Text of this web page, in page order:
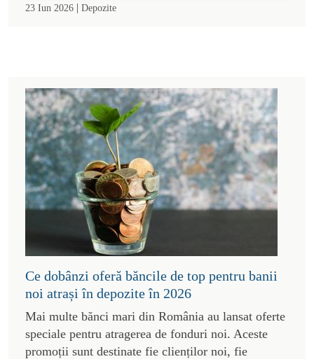
23 Iun 2026 | Depozite
Ce dobânzi oferă băncile de top pentru banii
noi atrași în depozite în 2026
Mai multe bănci mari din România au lansat oferte
speciale pentru atragerea de fonduri noi. Aceste
promoții sunt destinate fie clienților noi, fie